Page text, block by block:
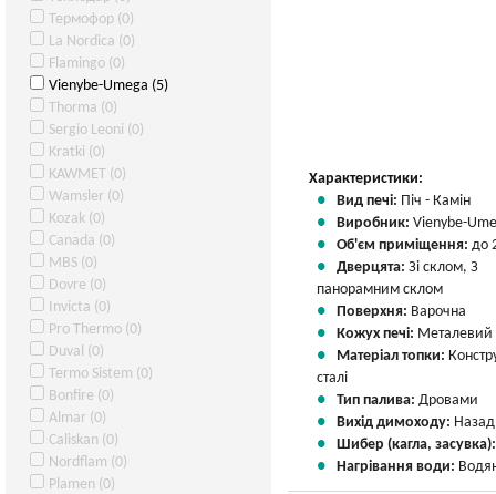
Термофор (0)
La Nordica (0)
Flamingo (0)
Vienybe-Umega (5)
Thorma (0)
Sergio Leoni (0)
Kratki (0)
KAWMET (0)
Wamsler (0)
Kozak (0)
Canada (0)
MBS (0)
Dovre (0)
Invicta (0)
Pro Thermo (0)
Duval (0)
Termo Sistem (0)
Bonfire (0)
Almar (0)
Caliskan (0)
Nordflam (0)
Plamen (0)
Характеристики:
Вид печі: Піч - Камін
Виробник: Vienybe-
Об'єм приміщення: до
Дверцята: Зі склом, З
панорамним склом
Поверхня: Варочна
Кожух печі: Металевий
Матеріал топки:
сталі
Тип палива: Дровами
Вихід димоходу: Назад
Шибер (кагла,
Нагрівання води: